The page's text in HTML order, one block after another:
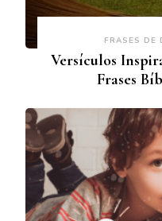
FRASES DE
Versículos
Frases